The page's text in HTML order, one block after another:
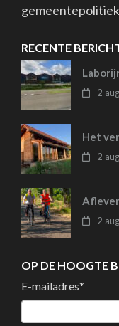
RECENTE
2
Het
2
2
OP DE HOOGTE
E-mailadres*